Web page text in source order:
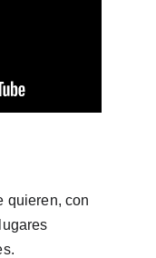
quieren, con